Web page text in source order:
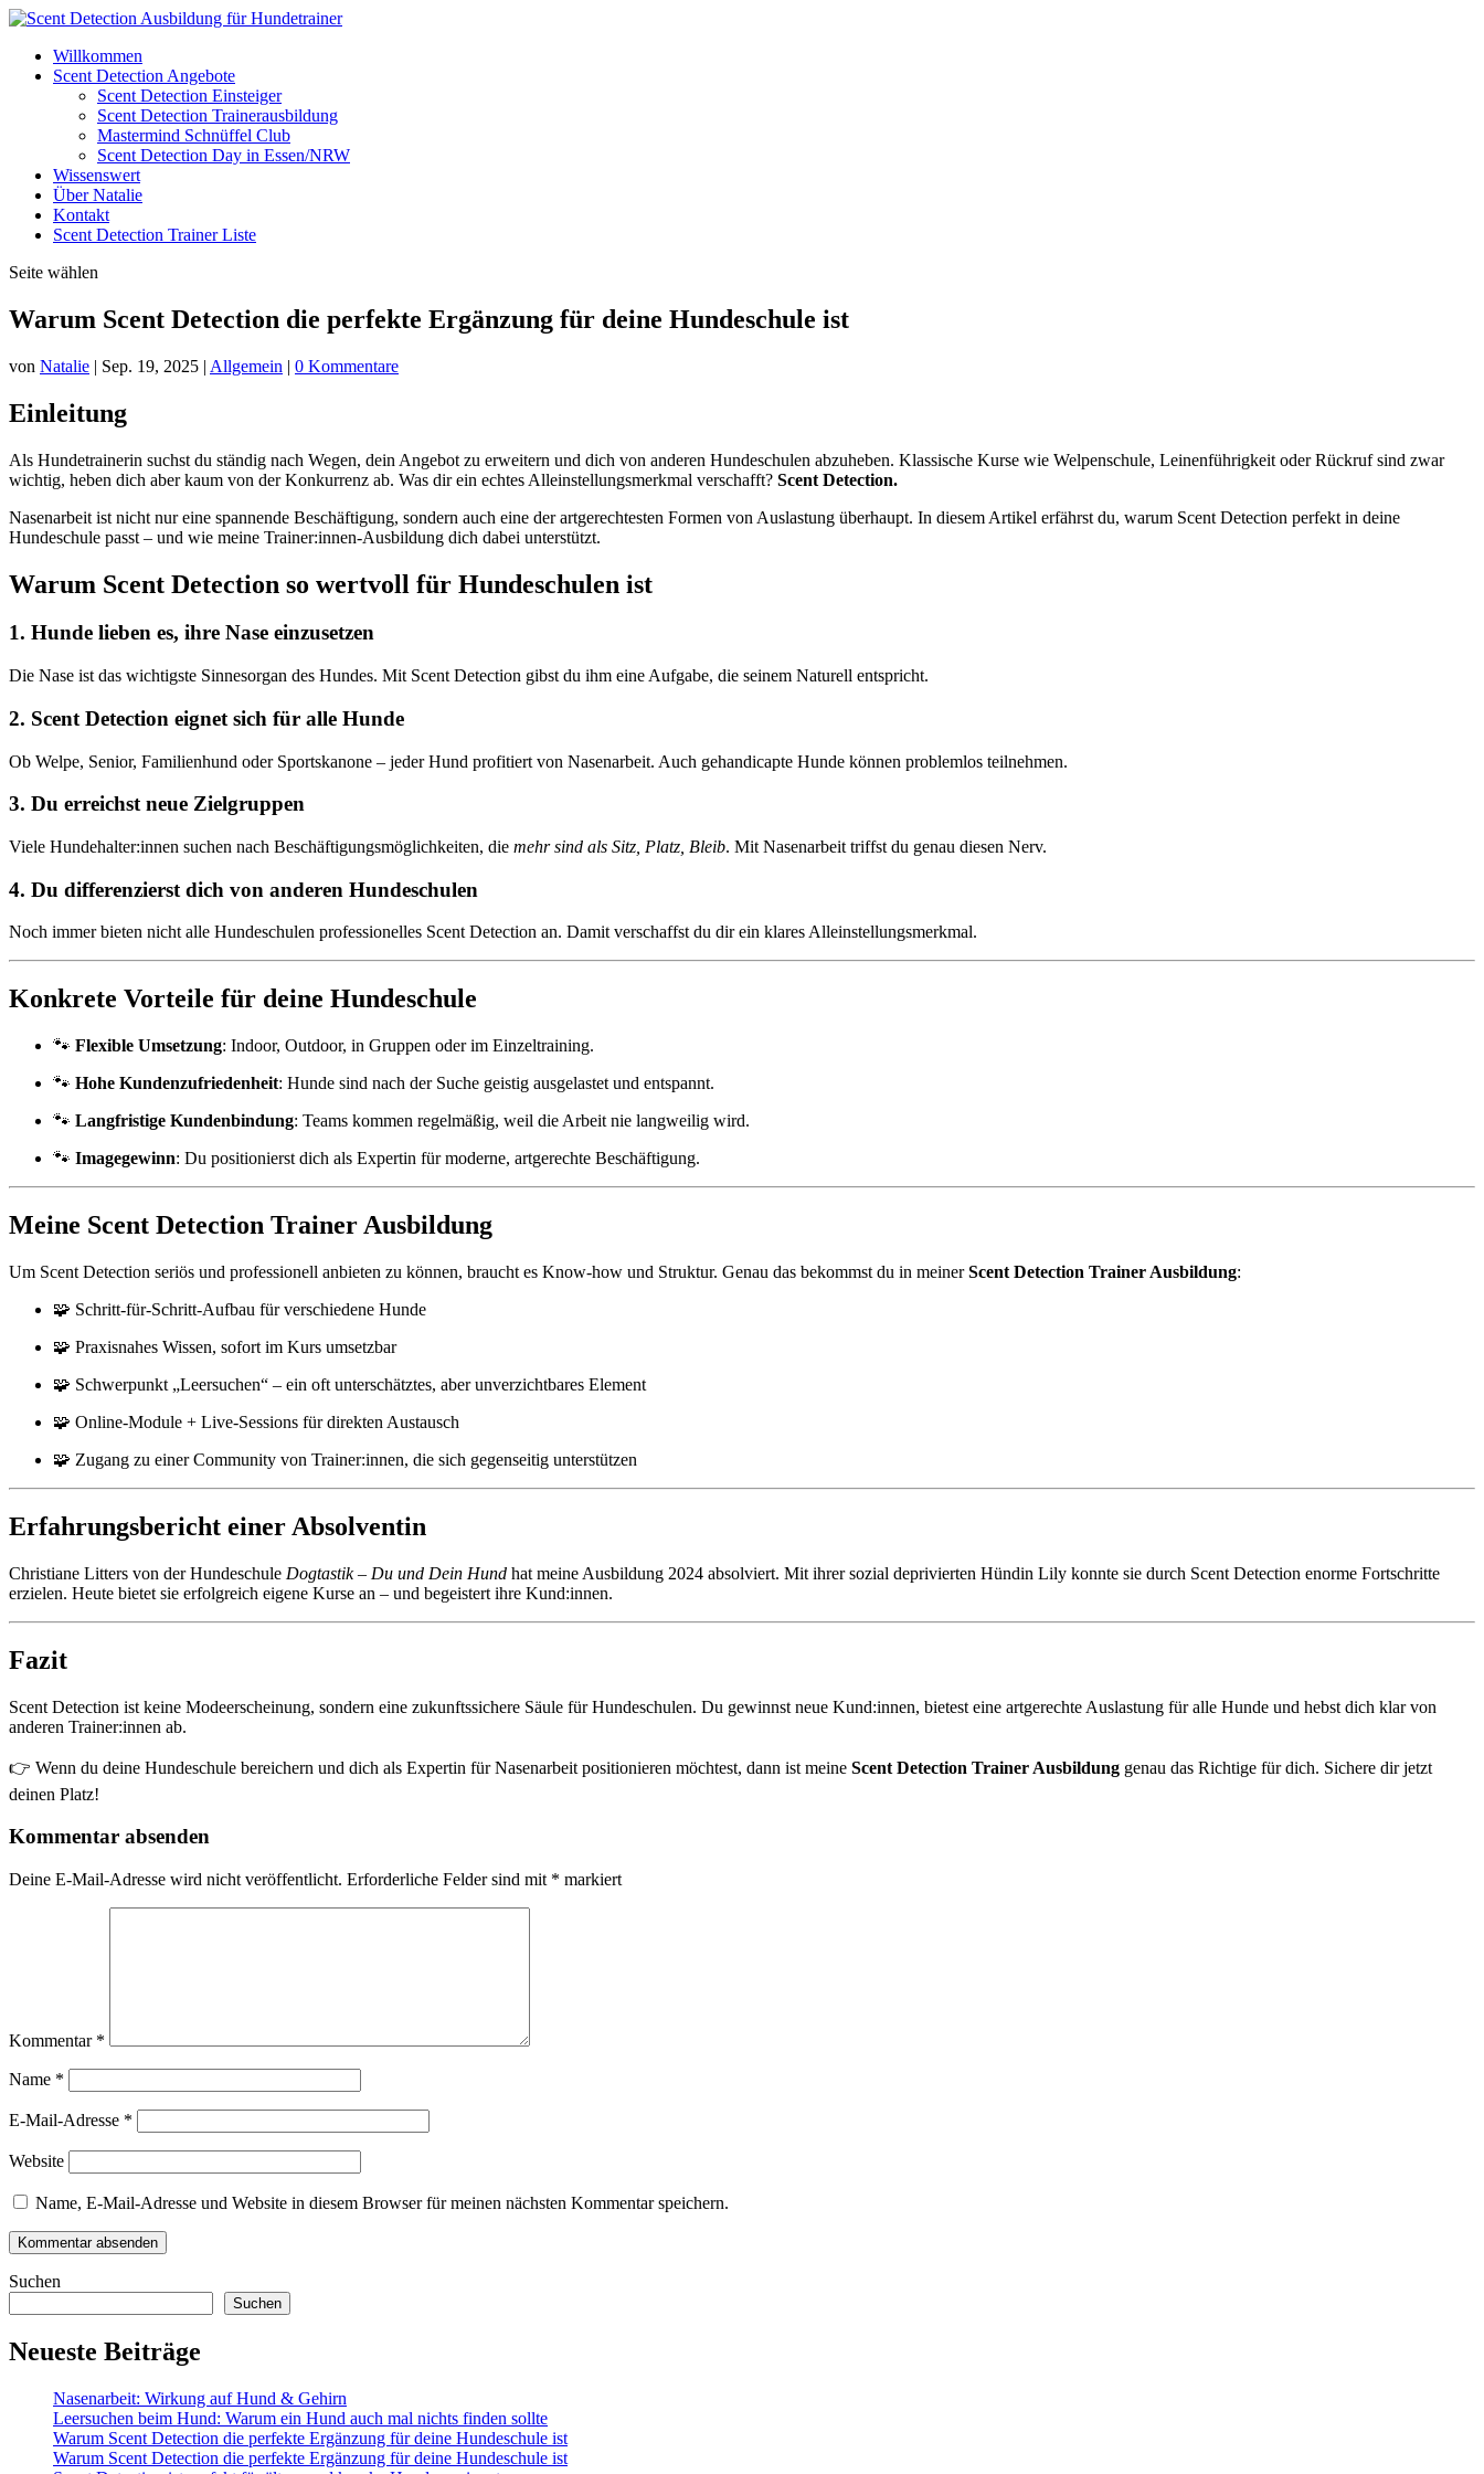
Willkommen
Scent Detection Angebote
Scent Detection Einsteiger
Scent Detection Trainerausbildung
Mastermind Schnüffel Club
Scent Detection Day in Essen/NRW
Wissenswert
Über Natalie
Kontakt
Scent Detection Trainer Liste
Seite wählen
Warum Scent Detection die perfekte Ergänzung für deine Hundeschule ist
von Natalie | Sep. 19, 2025 | Allgemein | 0 Kommentare
Einleitung
Als Hundetrainerin suchst du ständig nach Wegen, dein Angebot zu erweitern und dich von anderen Hundeschulen abzuheben. Klassische Kurse wie Welpenschule, Leinenführigkeit oder Rückruf sind zwar
wichtig, heben dich aber kaum von der Konkurrenz ab. Was dir ein echtes Alleinstellungsmerkmal verschafft? Scent Detection.
Nasenarbeit ist nicht nur eine spannende Beschäftigung, sondern auch eine der artgerechtesten Formen von Auslastung überhaupt. In diesem Artikel erfährst du, warum Scent Detection perfekt in deine
Hundeschule passt – und wie meine Trainer:innen-Ausbildung dich dabei unterstützt.
Warum Scent Detection so wertvoll für Hundeschulen ist
1. Hunde lieben es, ihre Nase einzusetzen
Die Nase ist das wichtigste Sinnesorgan des Hundes. Mit Scent Detection gibst du ihm eine Aufgabe, die seinem Naturell entspricht.
2. Scent Detection eignet sich für alle Hunde
Ob Welpe, Senior, Familienhund oder Sportskanone – jeder Hund profitiert von Nasenarbeit. Auch gehandicapte Hunde können problemlos teilnehmen.
3. Du erreichst neue Zielgruppen
Viele Hundehalter:innen suchen nach Beschäftigungsmöglichkeiten, die mehr sind als Sitz, Platz, Bleib. Mit Nasenarbeit triffst du genau diesen Nerv.
4. Du differenzierst dich von anderen Hundeschulen
Noch immer bieten nicht alle Hundeschulen professionelles Scent Detection an. Damit verschaffst du dir ein klares Alleinstellungsmerkmal.
Konkrete Vorteile für deine Hundeschule
🐾 Flexible Umsetzung: Indoor, Outdoor, in Gruppen oder im Einzeltraining.
🐾 Hohe Kundenzufriedenheit: Hunde sind nach der Suche geistig ausgelastet und entspannt.
🐾 Langfristige Kundenbindung: Teams kommen regelmäßig, weil die Arbeit nie langweilig wird.
🐾 Imagegewinn: Du positionierst dich als Expertin für moderne, artgerechte Beschäftigung.
Meine Scent Detection Trainer Ausbildung
Um Scent Detection seriös und professionell anbieten zu können, braucht es Know-how und Struktur. Genau das bekommst du in meinerScent Detection Trainer Ausbildung:
🧩 Schritt-für-Schritt-Aufbau für verschiedene Hunde
🧩 Praxisnahes Wissen, sofort im Kurs umsetzbar
🧩 Schwerpunkt „Leersuchen“ – ein oft unterschätztes, aber unverzichtbares Element
🧩 Online-Module + Live-Sessions für direkten Austausch
🧩 Zugang zu einer Community von Trainer:innen, die sich gegenseitig unterstützen
Erfahrungsbericht einer Absolventin
Christiane Litters von der Hundeschule Dogtastik – Du und Dein Hund hat meine Ausbildung 2024 absolviert. Mit ihrer sozial deprivierten Hündin Lily konnte sie durch Scent Detection enorme Fortschritte
erzielen. Heute bietet sie erfolgreich eigene Kurse an – und begeistert ihre Kund:innen.
Fazit
Scent Detection ist keine Modeerscheinung, sondern eine zukunftssichere Säule für Hundeschulen. Du gewinnst neue Kund:innen, bietest eine artgerechte Auslastung für alle Hunde und hebst dich klar von
anderen Trainer:innen ab.
👉 Wenn du deine Hundeschule bereichern und dich als Expertin für Nasenarbeit positionieren möchtest, dann ist meine Scent Detection Trainer Ausbildung genau das Richtige für dich. Sichere dir jetzt
deinen Platz!
Kommentar absenden
Deine E-Mail-Adresse wird nicht veröffentlicht. Erforderliche Felder sind mit * markiert
Kommentar *
Name *
E-Mail-Adresse *
Website
Name, E-Mail-Adresse und Website in diesem Browser für meinen nächsten Kommentar speichern.
Suchen
Suchen
Neueste Beiträge
Nasenarbeit: Wirkung auf Hund & Gehirn
Leersuchen beim Hund: Warum ein Hund auch mal nichts finden sollte
Warum Scent Detection die perfekte Ergänzung für deine Hundeschule ist
Warum Scent Detection die perfekte Ergänzung für deine Hundeschule ist